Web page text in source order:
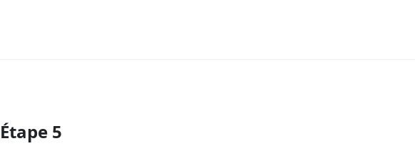
Ajouter un commentaire
Étape 5